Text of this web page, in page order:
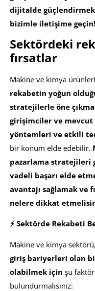
dijitalde güçlendirmek
bizimle iletişime geçin!
Sektördeki
fırsatlar
Makine ve kimya
rekabetin yoğun
stratejilerle öne
girişimciler ve
yöntemleri ve etkili
bir konum elde edebilir.
pazarlama stratejileri
vadeli başarı elde
avantajı sağlamak ve
nelere dikkat
⚡ Sektörde Rekabeti
Makine ve kimya sektörü,
giriş bariyerleri olan
olabilmek için şu
bulundurmalısınız: